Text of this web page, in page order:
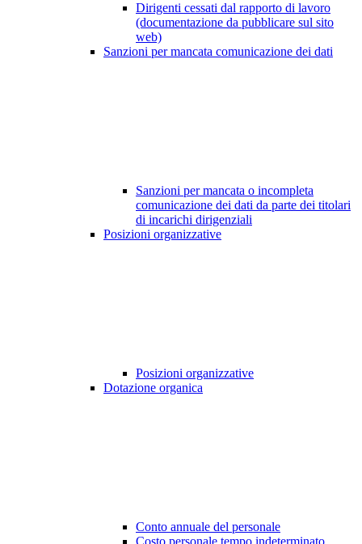
Dirigenti cessati dal rapporto di lavoro
(documentazione da pubblicare sul sito
web)
Sanzioni per mancata comunicazione dei dati
Sanzioni per mancata o incompleta
comunicazione dei dati da parte dei titolari
di incarichi dirigenziali
Posizioni organizzative
Posizioni organizzative
Dotazione organica
Conto annuale del personale